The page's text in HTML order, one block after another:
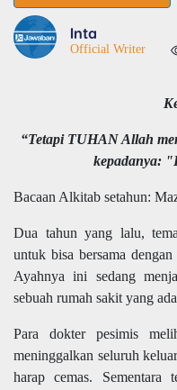
Inta
Official Writer
“Tetapi TUHAN Allah
kepadanya:
Bacaan Alkitab setahun:
Dua tahun yang lalu,
untuk bisa bersama
Ayahnya ini sedang
sebuah rumah sakit yang
Para dokter pesimis
meninggalkan seluruh
harap cemas. Sementara